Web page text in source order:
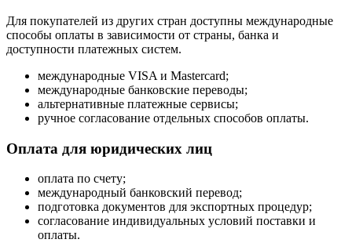
Для покупателей из других стран доступны международные
способы оплаты в зависимости от страны, банка и
доступности платежных систем.
международные VISA и Mastercard;
международные банковские переводы;
альтернативные платежные сервисы;
ручное согласование отдельных способов оплаты.
Оплата для юридических лиц
оплата по счету;
международный банковский перевод;
подготовка документов для экспортных процедур;
согласование индивидуальных условий поставки и
оплаты.